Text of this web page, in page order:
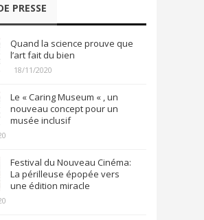
PRESSE
Quand la science prouve que
l’art fait du bien
18/11/2020
Le « Caring Museum « , un
nouveau concept pour un
musée inclusif
Festival du Nouveau Cinéma:
La périlleuse épopée vers
une édition miracle